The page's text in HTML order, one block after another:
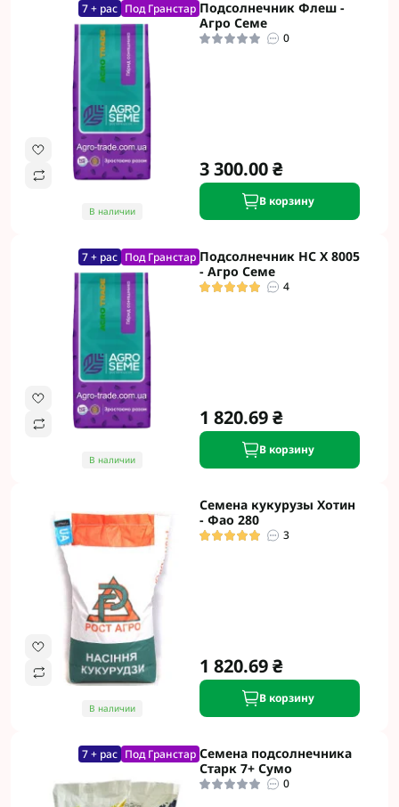
7 + рас Под Гранстар
В наличии
Подсолнечник Флеш -
Агро Семе
0
3 300.00 ₴
В корзину
7 + рас Под Гранстар
В наличии
Подсолнечник НС Х 8005
- Агро Семе
4
1 820.69 ₴
В корзину
В наличии
Семена кукурузы Хотин
- Фао 280
3
1 820.69 ₴
В корзину
7 + рас Под Гранстар Семена подсолнечника
Старк 7+ Сумо
0